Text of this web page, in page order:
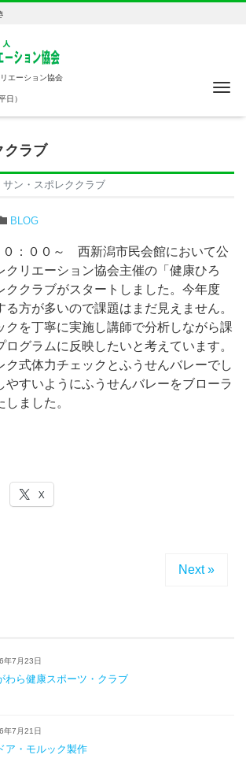
エーション協会
日）
クラブ
サン・スポレククラブ
BLOG
０：００～ 西新潟市民会館において公
クリエーション協会主催の「健康ひろ
ククラブがスタートしました。今年度
る方が多いので課題はまだ見えません。
クを丁寧に実施し講師で分析しながら課
ログラムに反映したいと考えています。
ク式体力チェックとふうせんバレーでし
やすいようにふうせんバレーをブローラ
ました。
X
Next »
年7月23日
わら健康スポーツ・クラブ
年7月21日
ア・モルック製作